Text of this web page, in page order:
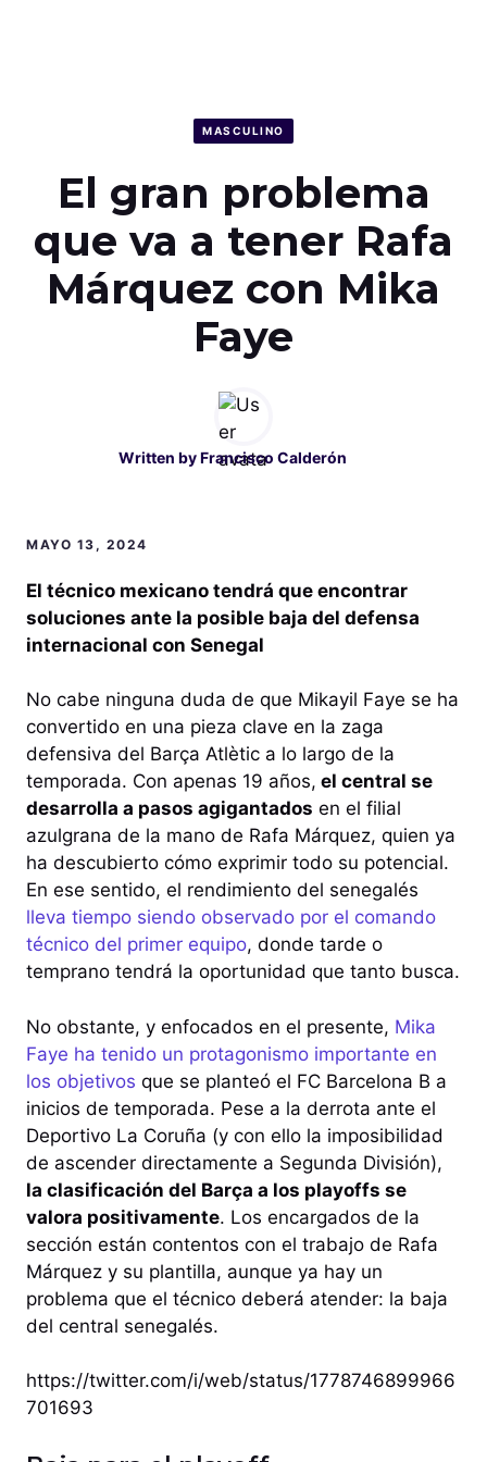
MASCULINO
El gran problema
que va a tener Rafa
Márquez con Mika
Faye
Written byFrancisco Calderón
MAYO 13, 2024
El técnico mexicano tendrá que encontrar
soluciones ante la posible baja del defensa
internacional con Senegal
No cabe ninguna duda de que Mikayil Faye se ha
convertido en una pieza clave en la zaga
defensiva del Barça Atlètic a lo largo de la
temporada. Con apenas 19 años, el central se
desarrolla a pasos agigantados en el filial
azulgrana de la mano de Rafa Márquez, quien ya
ha descubierto cómo exprimir todo su potencial.
En ese sentido, el rendimiento del senegalés
lleva tiempo siendo observado por el comando
técnico del primer equipo, donde tarde o
temprano tendrá la oportunidad que tanto busca.
No obstante, y enfocados en el presente, Mika
Faye ha tenido un protagonismo importante en
los objetivos que se planteó el FC Barcelona B a
inicios de temporada. Pese a la derrota ante el
Deportivo La Coruña (y con ello la imposibilidad
de ascender directamente a Segunda División),
la clasificación del Barça a los playoffs se
valora positivamente. Los encargados de la
sección están contentos con el trabajo de Rafa
Márquez y su plantilla, aunque ya hay un
problema que el técnico deberá atender: la baja
del central senegalés.
https://twitter.com/i/web/status/1778746899966
701693